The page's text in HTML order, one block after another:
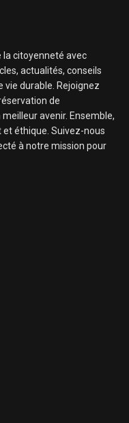
la citoyenneté avec
actualités, conseils
vie durable. Rejoignez
de
avenir. Ensemble,
éthique. Suivez-nous
à notre mission pour